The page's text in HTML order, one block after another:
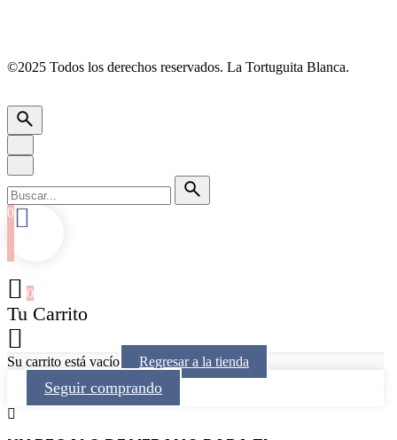
©2025 Todos los derechos reservados. La Tortuguita Blanca.
0
0
Tu Carrito
Su carrito está vacío Regresar a la tienda
Seguir comprando